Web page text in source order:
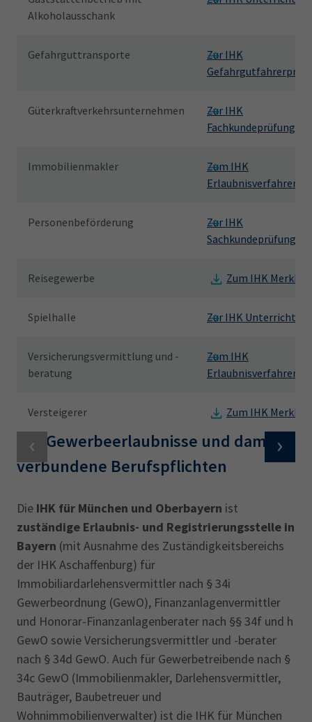
Alkoholausschank
Gefahrguttransporte
Zur IHK
Güterkraftverkehrsunternehmen
Zur IHK
Fachkundeprüfung
Immobilienmakler
Zum IHK
Erlaubnisverfahren
Personenbeförderung
Zur IHK
Sachkundeprüfung
Reisegewerbe Zum IHK
Spielhalle Zur IHK
Versicherungsvermittlung und -
beratung
Zum IHK
Erlaubnisverfahren
Versteigerer Zum IHK
IHK Gewerbeerlaubnisse und damit
verbundene Berufspflichten
Die IHK für München und Oberbayern ist
zuständige Erlaubnis- und Registrierungsstelle in
Bayern (mit Ausnahme des Zuständigkeitsbereichs
der IHK Aschaffenburg) für
Immobiliardarlehensvermittler nach § 34i
Gewerbeordnung (GewO), Finanzanlagenvermittler
und Honorar-Finanzanlagenberater nach §§ 34f und h
GewO sowie Versicherungsvermittler und -berater
nach § 34d GewO. Auch für Gewerbetreibende nach §
34c GewO (Immobilienmakler, Darlehensvermittler,
Bauträger, Baubetreuer und
Wohnimmobilienverwalter) ist die IHK für München